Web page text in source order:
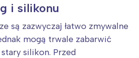
i silikonu
są zazwyczaj łatwo zmywalne
mogą trwale zabarwić
silikon. Przed